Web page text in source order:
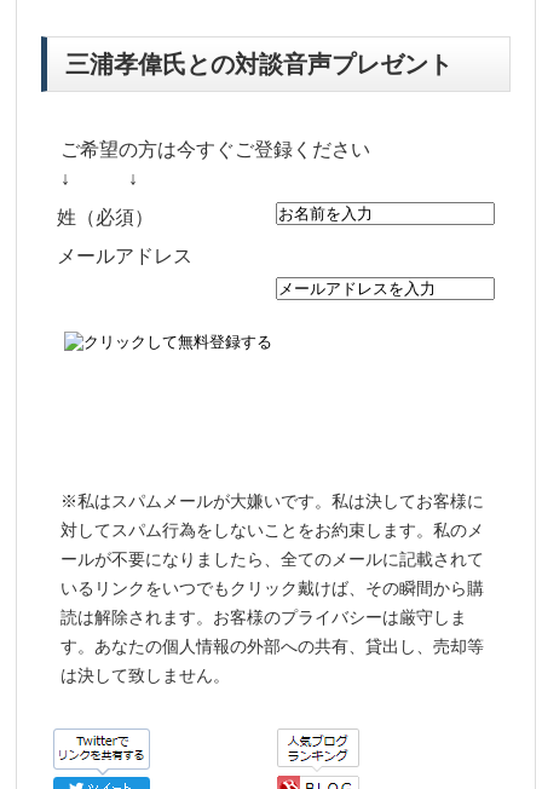
三浦孝偉氏との対談音声プレゼント
ご希望の方は今すぐご登録ください
↓ ↓
姓（必須）
メールアドレス
※私はスパムメールが大嫌いです。私は決してお客様に
対してスパム行為をしないことをお約束します。私のメ
ールが不要になりましたら、全てのメールに記載されて
いるリンクをいつでもクリック戴けば、その瞬間から購
読は解除されます。お客様のプライバシーは厳守しま
す。あなたの個人情報の外部への共有、貸出し、売却等
は決して致しません。